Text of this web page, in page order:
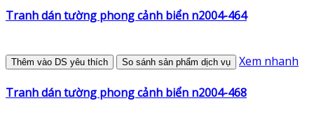
Tranh dán tường phong cảnh biển n2004-464
Thêm vào DS yêu thích So sánh sản phẩm dịch vụ Xem nhanh
Tranh dán tường phong cảnh biển n2004-468